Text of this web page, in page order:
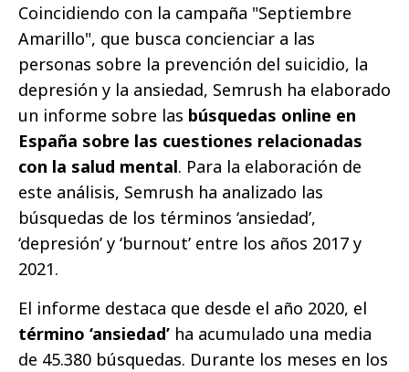
Coincidiendo con la campaña "Septiembre
Amarillo", que busca concienciar a las
personas sobre la prevención del suicidio, la
depresión y la ansiedad, Semrush ha elaborado
un informe sobre las búsquedas online en
España sobre las cuestiones relacionadas
con la salud mental. Para la elaboración de
este análisis, Semrush ha analizado las
búsquedas de los términos ‘ansiedad’,
‘depresión’ y ‘burnout’ entre los años 2017 y
2021.
El informe destaca que desde el año 2020, el
término ‘ansiedad’ ha acumulado una media
de 45.380 búsquedas. Durante los meses en los